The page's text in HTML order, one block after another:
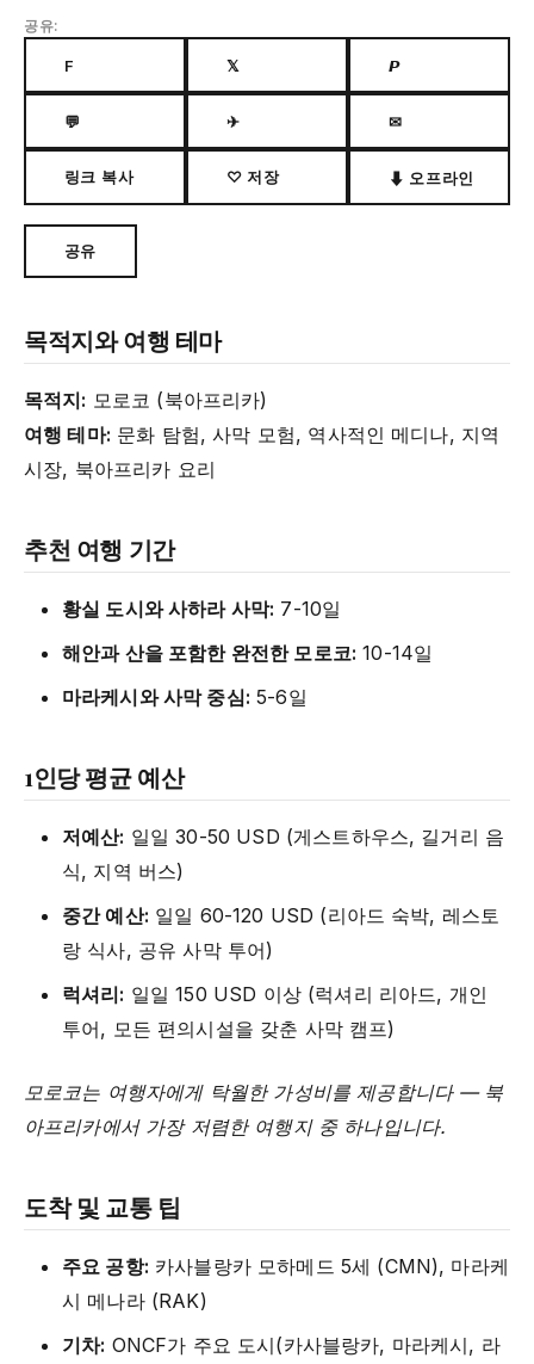
공유:
F 𝕏 𝙋
💬 ✈ ✉
링크 복사 ♡ 저장 ⬇ 오프라인
공유
목적지와 여행 테마
목적지: 모로코 (북아프리카)
여행 테마: 문화 탐험, 사막 모험, 역사적인 메디나, 지역
시장, 북아프리카 요리
추천 여행 기간
황실 도시와 사하라 사막: 7-10일
해안과 산을 포함한 완전한 모로코: 10-14일
마라케시와 사막 중심: 5-6일
1인당 평균 예산
저예산: 일일 30-50 USD (게스트하우스, 길거리 음
식, 지역 버스)
중간 예산: 일일 60-120 USD (리아드 숙박, 레스토
랑 식사, 공유 사막 투어)
럭셔리: 일일 150 USD 이상 (럭셔리 리아드, 개인
투어, 모든 편의시설을 갖춘 사막 캠프)
모로코는 여행자에게 탁월한 가성비를 제공합니다 — 북
아프리카에서 가장 저렴한 여행지 중 하나입니다.
도착 및 교통 팁
주요 공항: 카사블랑카 모하메드 5세 (CMN), 마라케
시 메나라 (RAK)
기차: ONCF가 주요 도시(카사블랑카, 마라케시, 라